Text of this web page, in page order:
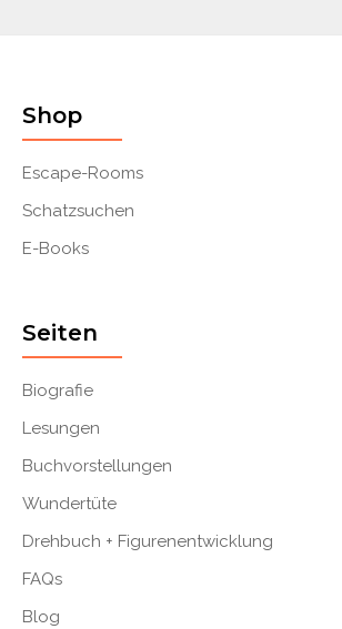
Shop
Escape-Rooms
Schatzsuchen
E-Books
Seiten
Biografie
Lesungen
Buchvorstellungen
Wundertüte
Drehbuch + Figurenentwicklung
FAQs
Blog